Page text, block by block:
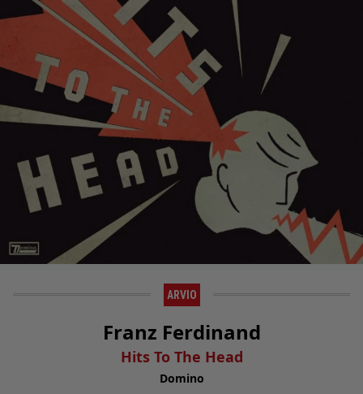
ARVIO
Franz Ferdinand
Hits To The Head
Domino